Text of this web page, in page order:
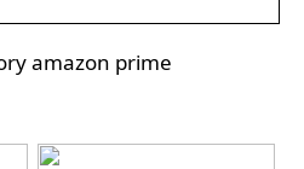
amazon prime